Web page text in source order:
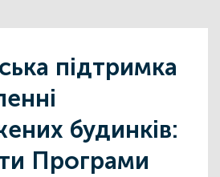
підтримка
будинків:
Програми